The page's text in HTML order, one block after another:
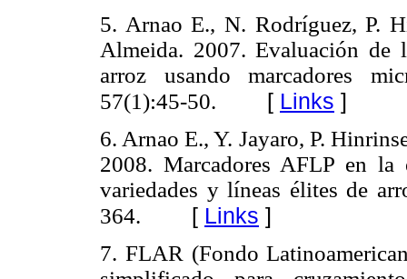
5. Arnao E., N. Rodríguez, P.
Almeida. 2007. Evaluación de
arroz usando marcadores
57(1):45-50. [ Links ]
6. Arnao E., Y. Jayaro, P.
2008. Marcadores AFLP en
variedades y líneas élites de
364. [ Links ]
7. FLAR (Fondo